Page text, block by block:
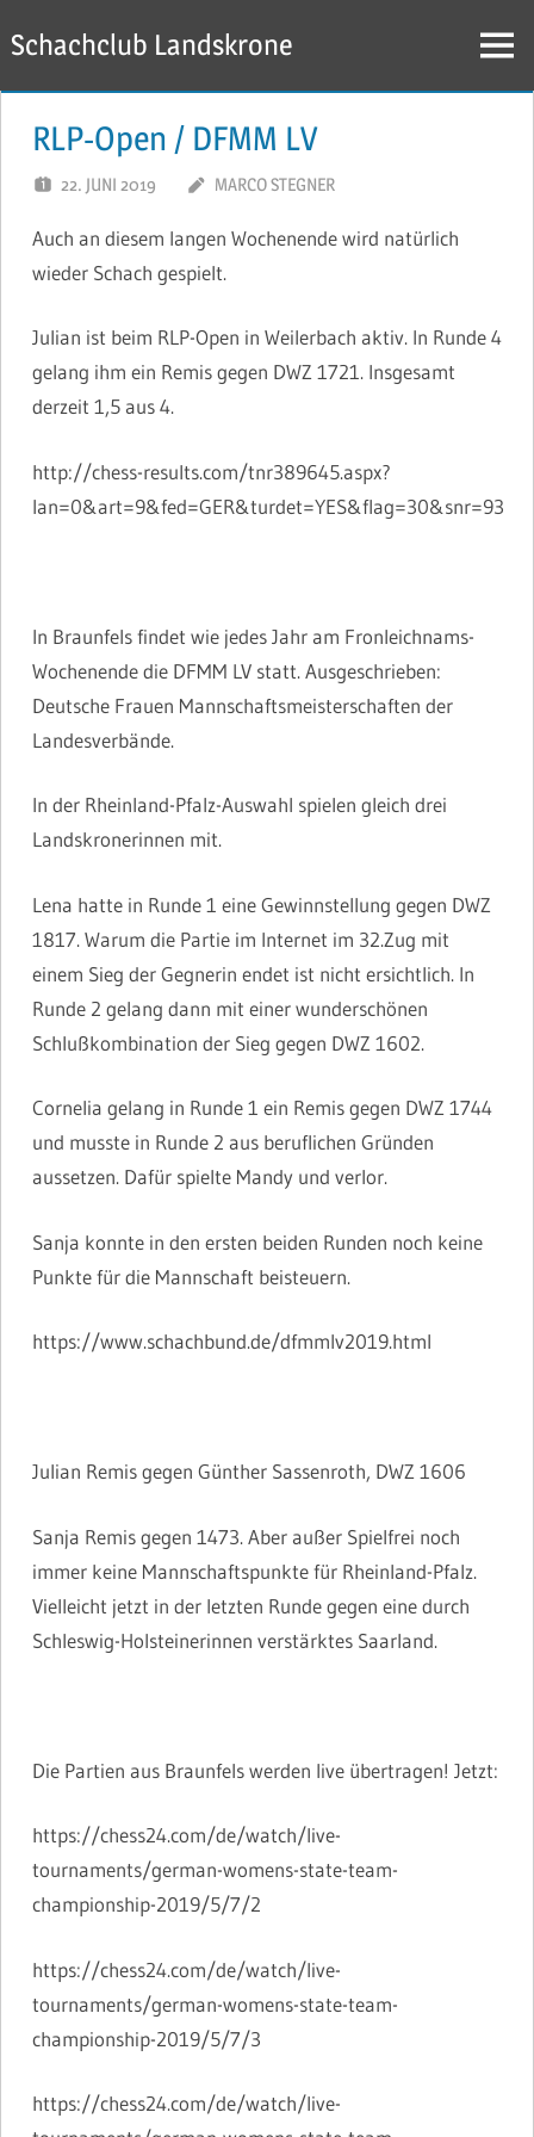
Inhalt
springen
Schachclub Landskrone Menü
RLP-Open / DFMM LV
22. JUNI 2019 MARCO STEGNER
Auch an diesem langen Wochenende wird natürlich
wieder Schach gespielt.
Julian ist beim RLP-Open in Weilerbach aktiv. In Runde 4
gelang ihm ein Remis gegen DWZ 1721. Insgesamt
derzeit 1,5 aus 4.
http://chess-results.com/tnr389645.aspx?
lan=0&art=9&fed=GER&turdet=YES&flag=30&snr=93
In Braunfels findet wie jedes Jahr am Fronleichnams-
Wochenende die DFMM LV statt. Ausgeschrieben:
Deutsche Frauen Mannschaftsmeisterschaften der
Landesverbände.
In der Rheinland-Pfalz-Auswahl spielen gleich drei
Landskronerinnen mit.
Lena hatte in Runde 1 eine Gewinnstellung gegen DWZ
1817. Warum die Partie im Internet im 32.Zug mit
einem Sieg der Gegnerin endet ist nicht ersichtlich. In
Runde 2 gelang dann mit einer wunderschönen
Schlußkombination der Sieg gegen DWZ 1602.
Cornelia gelang in Runde 1 ein Remis gegen DWZ 1744
und musste in Runde 2 aus beruflichen Gründen
aussetzen. Dafür spielte Mandy und verlor.
Sanja konnte in den ersten beiden Runden noch keine
Punkte für die Mannschaft beisteuern.
https://www.schachbund.de/dfmmlv2019.html
Julian Remis gegen Günther Sassenroth, DWZ 1606
Sanja Remis gegen 1473. Aber außer Spielfrei noch
immer keine Mannschaftspunkte für Rheinland-Pfalz.
Vielleicht jetzt in der letzten Runde gegen eine durch
Schleswig-Holsteinerinnen verstärktes Saarland.
Die Partien aus Braunfels werden live übertragen! Jetzt:
https://chess24.com/de/watch/live-
tournaments/german-womens-state-team-
championship-2019/5/7/2
https://chess24.com/de/watch/live-
tournaments/german-womens-state-team-
championship-2019/5/7/3
https://chess24.com/de/watch/live-